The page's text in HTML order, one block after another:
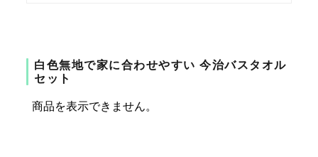
白色無地で家に合わせやすい 今治バスタオル
セット